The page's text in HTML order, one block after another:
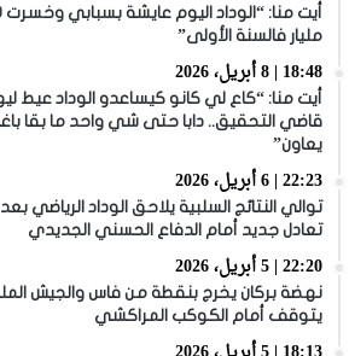
أيت
مليار فالسنة الأولى”
18:48 | 8 أبريل، 2026
أيت منا: “كاع لي كانو كيساعدو الوداد عيط
قاضي التحقيق.. دابا حتى شي واحد ما بقا
يعاون”
22:23 | 6 أبريل، 2026
توالي النتائج السلبية يلاحق الوداد الرياضي بعد
تعادل جديد أمام الدفاع الحسني الجديدي
22:20 | 5 أبريل، 2026
نهضة بركان يخرج بنقطة من فاس والجيش
يتوقف أمام الكوكب المراكشي